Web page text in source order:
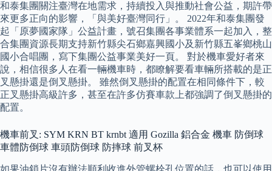
和泰集團關注臺灣在地需求，持續投入與推動社會公益，期許帶
來更多正向的影響，「與美好臺灣同行」。 2022年和泰集團發
起「原夢國家隊」公益計畫，號召集團各事業體系一起加入，整
合集團資源長期支持新竹縣尖石鄉嘉興國小及新竹縣五峯鄉桃山
國小合唱團，寫下集團公益事業美好一頁。 對於機車愛好者來
說，相信很多人在看一輛機車時，都瞭解要看車輛所搭載的是正
叉懸掛還是倒叉懸掛。 雖然倒叉懸掛的配置在相同條件下，較
正叉懸掛高級許多，甚至在許多仿賽車款上都強調了倒叉懸掛的
配置。
機車前叉: SYM KRN BT krnbt 適用 Gozilla 鋁合金 機車 防倒球
車體防倒球 車頭防倒球 防摔球 前叉杯